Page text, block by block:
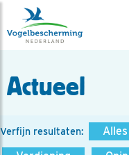
Actueel
Verfijn resultaten: Alles